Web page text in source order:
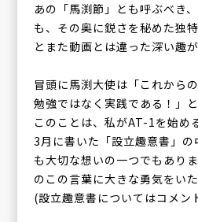
あの「馬渕節」とも呼ぶべき
も、その奥に鋭さを秘めた独
とまた動画とは違った深い趣が
冒頭に馬渕大使は「これから
勉強ではなく実践である！」
このことは、私がAT-1を始め
3月に書いた「設立趣意書」の
も大切な想いの一つでもあり
のこの言葉に大きな勇気をいた
(設立趣意書についてはコメン